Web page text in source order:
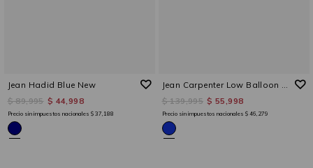
Jean Hadid Blue New
$ 89,995 $ 44,998
Precio sin impuestos nacionales $ 37,188
Jean Carpenter Low Balloon Used Mid Blue
$ 139,995 $ 55,998
Precio sin impuestos nacionales $ 46,279